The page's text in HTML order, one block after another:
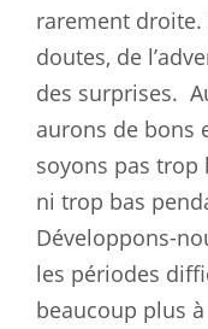
rarement droite.
doutes, de
des surprises.
aurons de bons
soyons pas
ni trop bas
Développons-
les périodes
beaucoup plus